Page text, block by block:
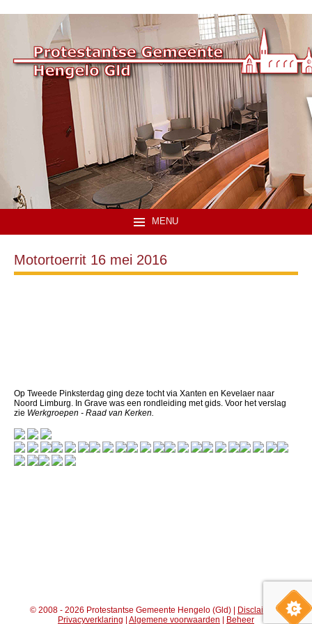
MENU
Motortoerrit 16 mei 2016
Op Tweede Pinksterdag ging deze tocht via Xanten en Kevelaer naar
Noord Limburg. In Grave was een rondleiding met gids. Voor het verslag
zie Werkgroepen - Raad van Kerken.
© 2008 - 2026 Protestantse Gemeente Hengelo (Gld) | Disclaimer|
Privacyverklaring | Algemene voorwaarden | Beheer